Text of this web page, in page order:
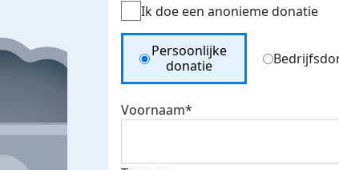
Ik doe een anonieme donatie
Donation Type
Persoonlijke
donatie
Voornaam*